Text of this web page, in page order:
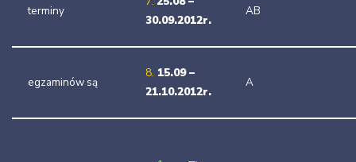
terminy
30.09.2012r.
AB
egzaminów są
8. 15.09 –
21.10.2012r.
A